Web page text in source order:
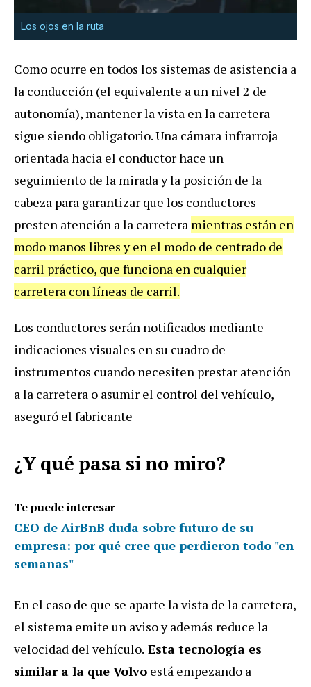
Los ojos en la ruta
Como ocurre en todos los sistemas de asistencia a
la conducción (el equivalente a un nivel 2 de
autonomía), mantener la vista en la carretera
sigue siendo obligatorio. Una cámara infrarroja
orientada hacia el conductor hace un
seguimiento de la mirada y la posición de la
cabeza para garantizar que los conductores
presten atención a la carretera mientras están en
modo manos libres y en el modo de centrado de
carril práctico, que funciona en cualquier
carretera con líneas de carril.
Los conductores serán notificados mediante
indicaciones visuales en su cuadro de
instrumentos cuando necesiten prestar atención
a la carretera o asumir el control del vehículo,
aseguró el fabricante
¿Y qué pasa si no miro?
Te puede interesar
CEO de AirBnB duda sobre futuro de su
empresa: por qué cree que perdieron todo "en
semanas"
En el caso de que se aparte la vista de la carretera,
el sistema emite un aviso y además reduce la
velocidad del vehículo. Esta tecnología es
similar a la que Volvo está empezando a